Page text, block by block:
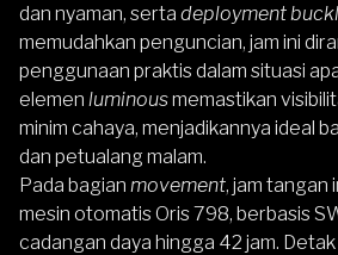
dan nyaman, serta deployment
memudahkan penguncian, jam ini
penggunaan praktis dalam situasi
elemen luminousmemastikan
minim cahaya, menjadikannya ideal
dan petualang malam.
Pada bagian movement, jam tangan
mesin otomatis Oris 798, berbasis
cadangan daya hingga 42 jam.